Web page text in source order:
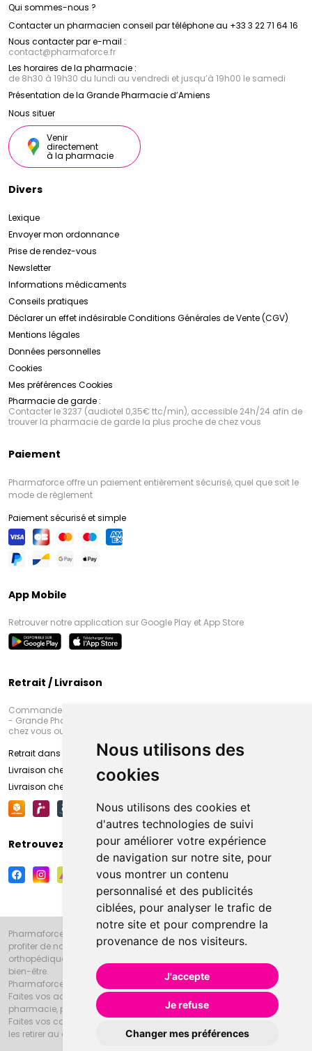
Nous utilisons des
cookies
Nous utilisons des cookies et
d'autres technologies de suivi
pour améliorer votre expérience
de navigation sur notre site, pour
vous montrer un contenu
personnalisé et des publicités
ciblées, pour analyser le trafic de
notre site et pour comprendre la
provenance de nos visiteurs.
J'accepte
Je refuse
Changer mes préférences
Qui sommes-nous ?
Contacter un pharmacien conseil par téléphone au +33 3 22 71 64 16
Nous contacter par e-mail :
contact@pharmaforce.fr
Les horaires de la pharmacie :
de 8h30 à 19h30 du lundi au vendredi et jusqu’à 19h00 le samedi
Présentation de la Grande Pharmacie d’Amiens
Nous situer
Venir
directement
à la pharmacie
Divers
Lexique
Envoyer mon ordonnance
Prise de rendez-vous
Newsletter
Informations médicaments
Conseils pratiques
Déclarer un effet indésirableConditions Générales de Vente (CGV)
Mentions légales
Données personnelles
Cookies
Mes préférences Cookies
Pharmacie de garde :
Contacter le 3237 (audiotel 0,35€ ttc/min), accessible 24h/24 afin de
trouver la pharmacie de garde la plus proche de chez vous
Paiement
Pharmaforce offre un paiement entièrement sécurisé, quel que soit le
mode de règlement
Paiement sécurisé et simple
App Mobile
Retrouver notre application sur Google Play et App Store
Retrait / Livraison
Commandez en ligne et venez chercher votre commande à Amiens
- Grande Pharmacie d’Amiens (Fachon) ou recevez-là rapidement
chez vous ou en point retrait
Retrait dans la pharmacie d’Amiens
Livraison chez vous
Livraison chez votre commerçant
Retrouvez-nous sur vos réseaux sociaux
Pharmaforce.fr et la Grande Pharmacie d’Amiens vous souhaitent de
profiter de notre accueil, de nos conseils pharmaceutiques,
orthopédiques, homéopathiques, parapharmaceutiques, beauté et
bien-être.
Pharmaforce.fr est le site internet de la Grande Pharmacie d’Amiens.
Faites vos achats en ligne grâce à un choix de 20000 références en
pharmacie, parapharmacie, diététique et animaux (vétérinaire).
Faites vos courses de pharmacie et parapharmacie en ligne et venez
les retirer au drive ou vous les faire livrer à domicile.